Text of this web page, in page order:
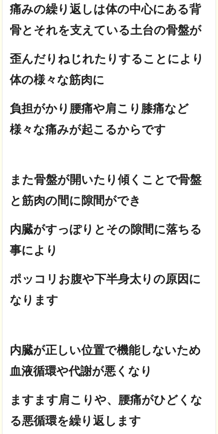
痛みの繰り返しは体の中心にある背
骨とそれを支えている土台の骨盤が
歪んだりねじれたりすることにより
体の様々な筋肉に
負担がかり腰痛や肩こり膝痛など
様々な痛みが起こるからです
また骨盤が開いたり傾くことで骨盤
と筋肉の間に隙間ができ
内臓がすっぽりとその隙間に落ちる
事により
ポッコリお腹や下半身太りの原因に
なります
内臓が正しい位置で機能しないため
血液循環や代謝が悪くなり
ますます肩こりや、腰痛がひどくな
る悪循環を繰り返します